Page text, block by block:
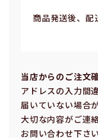
商品発送後、配
当店からのご注⽂
アドレスの⼊⼒間
届いていない場合
⼤切な内容がご連
お問い合わせ下さい